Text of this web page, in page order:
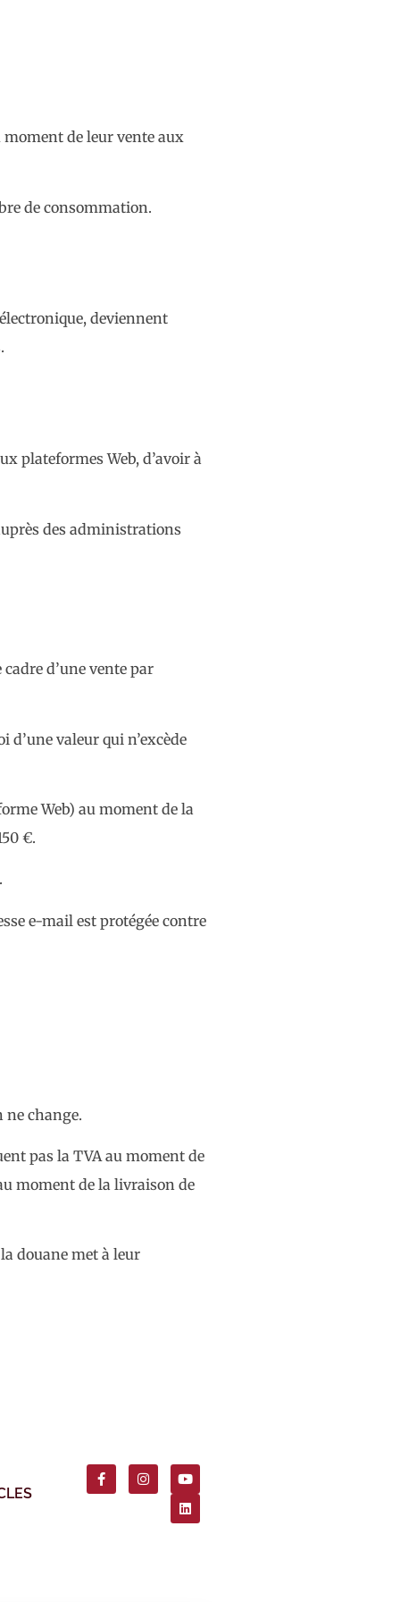
moment de leur vente aux
de consommation.
deviennent
plateformes Web, d’avoir à
des administrations
d’une vente par
valeur qui n’excède
Web) au moment de la
€.
.
e-mail est protégée contre
ne change.
pas la TVA au moment de
moment de la livraison de
douane met à leur